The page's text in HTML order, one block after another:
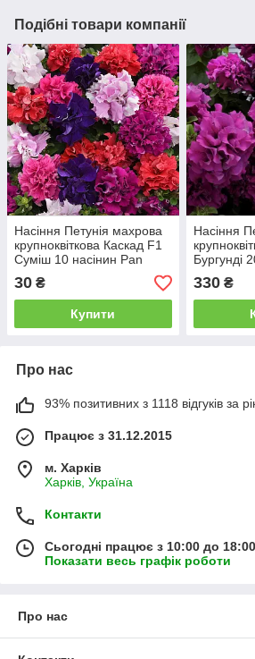
Подібні товари компанії
Насіння Петунія махрова
крупноквіткова Каскад F1
Суміш 10 насінин Pan
American
30 ₴
Купити
Насіння
Бургунді
American
330₴
Про нас
93% позитивних з 1118 відгуків за
Працює з 31.12.2015
м. Харків
Харків, Україна
Контакти
Сьогодні працює з 10:00 до 18:00
Показати весь графік роботи
Про нас